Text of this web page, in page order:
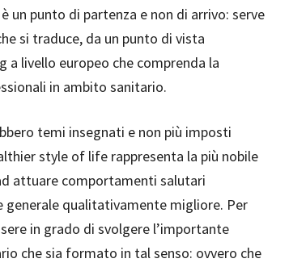
punto di partenza e non di arrivo: serve
si traduce, da un punto di vista
livello europeo che comprenda la
in ambito sanitario.
temi insegnati e non più imposti
style of life rappresenta la più nobile
attuare comportamenti salutari
generale qualitativamente migliore. Per
in grado di svolgere l’importante
che sia formato in tal senso: ovvero che